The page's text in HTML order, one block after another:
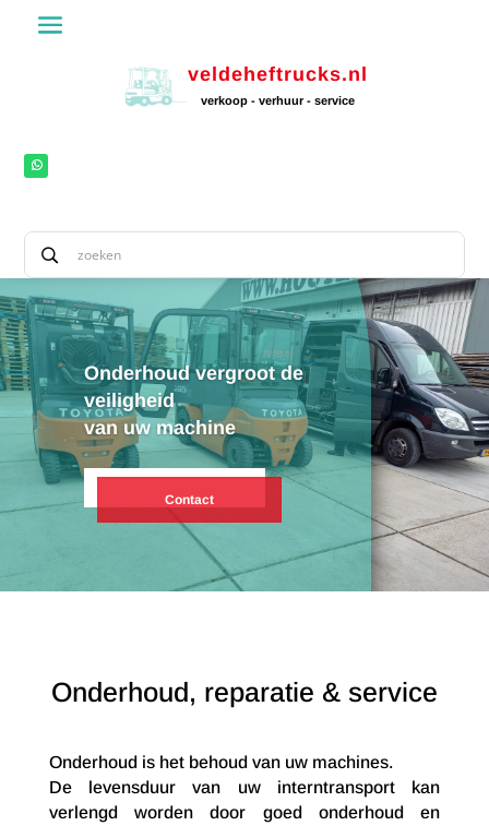
veldeheftrucks.nl
verkoop - verhuur - service
Onderhoud vergroot de
veiligheid
van uw machine
Contact
Onderhoud, reparatie & service
Onderhoud is het behoud van uw machines.
De levensduur van uw interntransport kan
verlengd worden door goed onderhoud en